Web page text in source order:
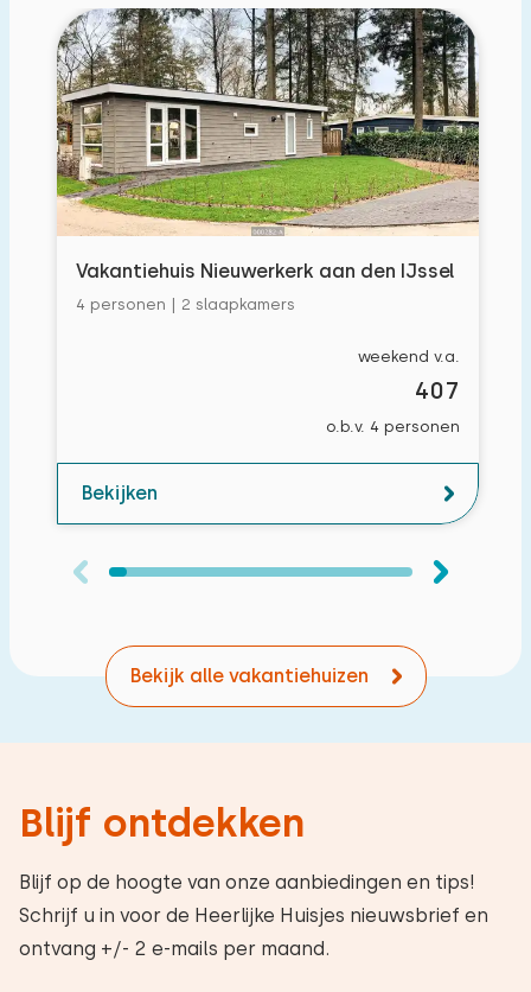
Vakantiehuis Nieuwerkerk aan den IJssel
4 personen | 2 slaapkamers
weekend v.a.
407
o.b.v. 4 personen
Bekijken
Bekijk alle vakantiehuizen
Blijf ontdekken
Blijf op de hoogte van onze aanbiedingen en tips!
Schrijf u in voor de Heerlijke Huisjes nieuwsbrief en
ontvang +/- 2 e-mails per maand.